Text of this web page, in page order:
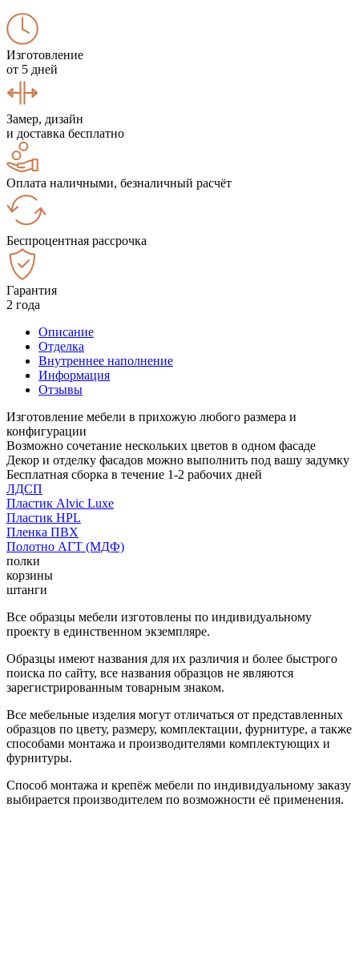
Изготовление
от 5 дней
Замер, дизайн
и доставка бесплатно
Оплата наличными, безналичный расчёт
Беспроцентная рассрочка
Гарантия
2 года
Описание
Отделка
Внутреннее наполнение
Информация
Отзывы
Изготовление мебели в прихожую любого размера и
конфигурации
Возможно сочетание нескольких цветов в одном фасаде
Декор и отделку фасадов можно выполнить под вашу задумку
Бесплатная сборка в течение 1-2 рабочих дней
ЛДСП
Пластик Alvic Luxe
Пластик HPL
Пленка ПВХ
Полотно АГТ (МДФ)
полки
корзины
штанги
Все образцы мебели изготовлены по индивидуальному
проекту в единственном экземпляре.
Образцы имеют названия для их различия и более быстрого
поиска по сайту, все названия образцов не являются
зарегистрированным товарным знаком.
Все мебельные изделия могут отличаться от представленных
образцов по цвету, размеру, комплектации, фурнитуре, а также
способами монтажа и производителями комплектующих и
фурнитуры.
Способ монтажа и крепёж мебели по индивидуальному заказу
выбирается производителем по возможности её применения.